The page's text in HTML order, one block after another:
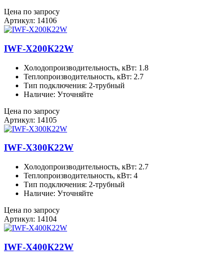
Цена по запросу
Артикул: 14106
IWF-X200К22W
Холодопроизводительность, кВт: 1.8
Теплопроизводительность, кВт: 2.7
Тип подключения: 2-трубный
Наличие: Уточняйте
Цена по запросу
Артикул: 14105
IWF-X300К22W
Холодопроизводительность, кВт: 2.7
Теплопроизводительность, кВт: 4
Тип подключения: 2-трубный
Наличие: Уточняйте
Цена по запросу
Артикул: 14104
IWF-X400К22W